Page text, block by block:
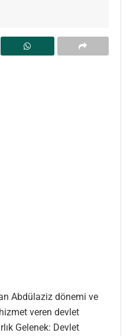
Abdülaziz dönemi ve
veren devlet
Gelenek: Devlet